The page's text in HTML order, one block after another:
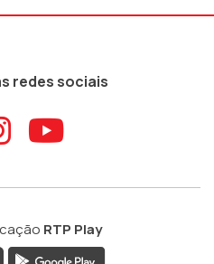
redes sociais
ao
Aceder ao
Aceder
RTP Play